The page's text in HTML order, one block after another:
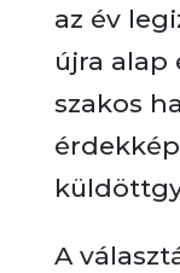
az év
újra alap
szakos
A